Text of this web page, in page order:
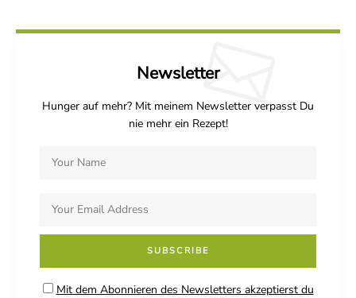
Newsletter
Hunger auf mehr? Mit meinem Newsletter verpasst Du
nie mehr ein Rezept!
Mit dem Abonnieren des Newsletters akzeptierst du